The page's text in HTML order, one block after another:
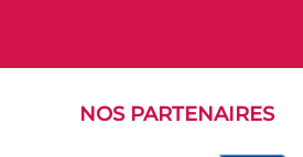
NOS PARTENAIRES